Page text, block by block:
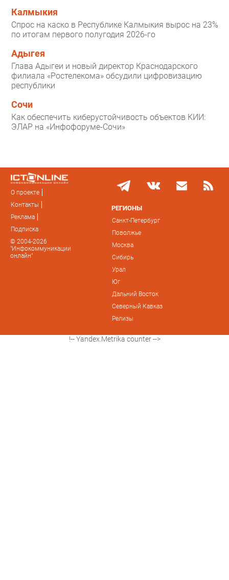
Калмыкия
Спрос на каско в Республике Калмыкия вырос на 23%
по итогам первого полугодия 2026-го
Адыгея
Глава Адыгеи и новый директор Краснодарского
филиала «Ростелекома» обсудили цифровизацию
республики
Сочи
Как обеспечить киберустойчивость объектов КИИ:
ЭЛАР на «Инфофоруме-Сочи»
О проекте
Контакты
Реклама
Подписка
© 2004-2026
"Инфокоммуникации
онлайн"
РЕГИОНЫ
Санкт-Петербург
Поволжье
Москва
Сибирь
Урал
Юг
Дальний Восток
Северный Кавказ
Релизы
!-- Yandex.Metrika counter -->